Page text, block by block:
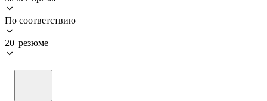
По соответствию
20 резюме